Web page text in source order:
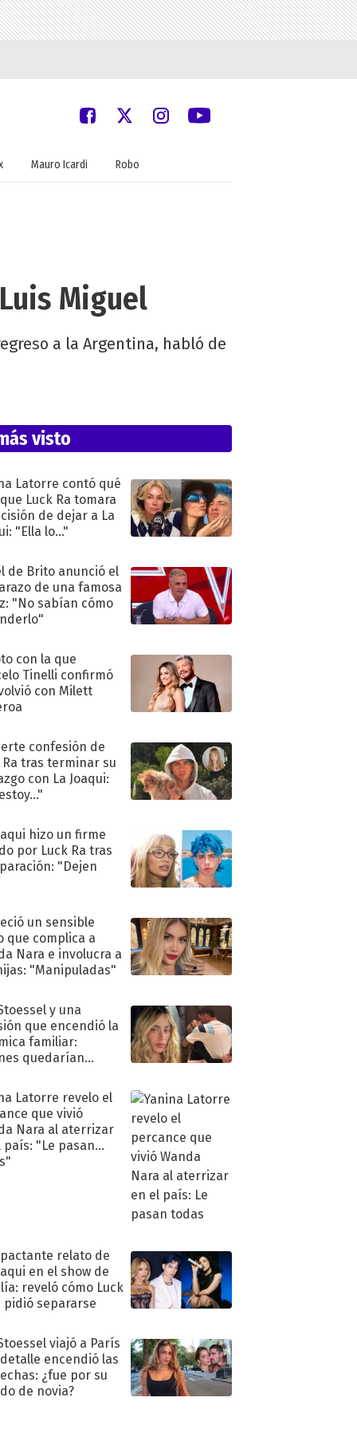
Mauro Icardi Robo
Miguel
a la Argentina, habló de
visto
Latorre contó qué
Luck Ra tomara
de dejar a La
"Ella lo..."
de Brito anunció el
de una famosa
"No sabían cómo
con la que
Tinelli confirmó
con Milett
confesión de
Ra tras terminar su
con La Joaqui:
hizo un firme
por Luck Ra tras
"Dejen
un sensible
que complica a
Nara e involucra a
"Manipuladas"
y una
que encendió la
familiar:
quedarían
Latorre revelo el
que vivió
Nara al aterrizar
país: "Le pasan
relato de
en el show de
reveló cómo Luck
pidió separarse
viajó a París
encendió las
¿fue por su
de novia?